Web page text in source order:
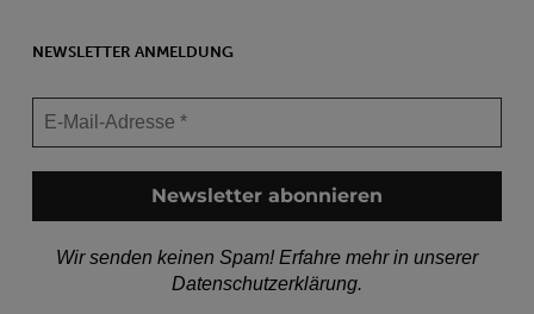
NEWSLETTER ANMELDUNG
Wir senden keinen Spam! Erfahre mehr in unserer
Datenschutzerklärung.